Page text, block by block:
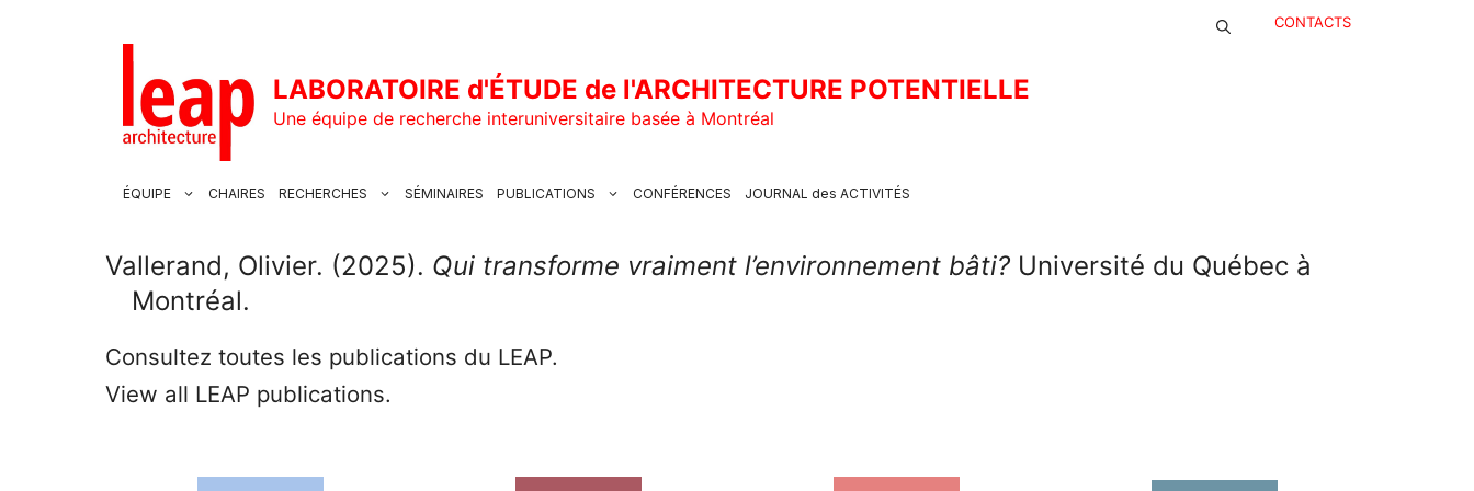
CONTACTS
LABORATOIRE d'ÉTUDE de l'ARCHITECTURE POTENTIELLE
Une équipe de recherche interuniversitaire basée à Montréal
ÉQUIPE CHAIRES RECHERCHES SÉMINAIRES PUBLICATIONS CONFÉRENCES JOURNAL des ACTIVITÉS
Vallerand, Olivier. (2025). Qui transforme vraiment l’environnement bâti? Université du Québec à
Montréal.
Consultez toutes les publications du LEAP.
View all LEAP publications.